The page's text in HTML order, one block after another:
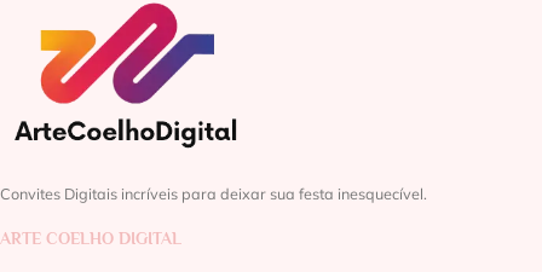
Convites Digitais incríveis para deixar sua festa inesquecível.
ARTE COELHO DIGITAL